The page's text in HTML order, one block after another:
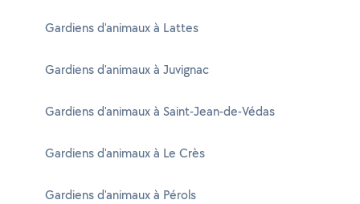
Gardiens d'animaux à Lattes
Gardiens d'animaux à Juvignac
Gardiens d'animaux à Saint-Jean-de-Védas
Gardiens d'animaux à Le Crès
Gardiens d'animaux à Pérols